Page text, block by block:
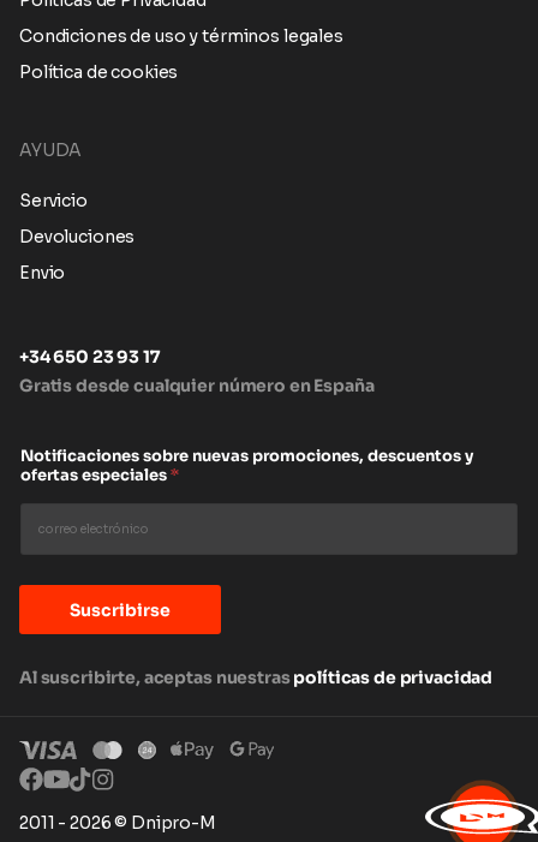
Condiciones de uso y términos legales
Política de cookies
AYUDA
Servicio
Devoluciones
Envio
+34 650 23 93 17
Gratis desde cualquier número en España
Notificaciones sobre nuevas promociones, descuentos y
ofertas especiales*
Suscribirse
Al suscribirte, aceptas nuestraspolíticas de privacidad
2011 - 2026 © Dnipro-M